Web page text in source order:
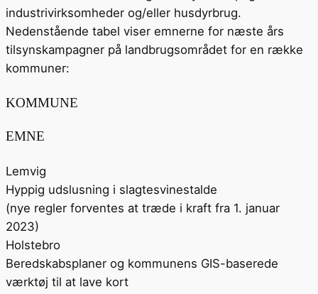
industrivirksomheder og/eller husdyrbrug.
Nedenstående tabel viser emnerne for næste års
tilsynskampagner på landbrugsområdet for en række
kommuner:
KOMMUNE
EMNE
Lemvig
Hyppig udslusning i slagtesvinestalde
(nye regler forventes at træde i kraft fra 1. januar
2023)
Holstebro
Beredskabsplaner og kommunens GIS-baserede
værktøj til at lave kort